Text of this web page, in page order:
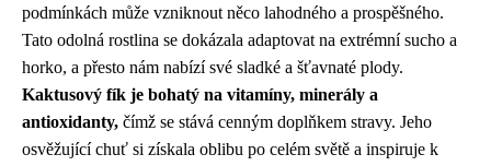
podmínkách může vzniknout něco lahodného a prospěšného.
Tato odolná rostlina se dokázala adaptovat na extrémní sucho a
horko, a přesto nám nabízí své sladké a šťavnaté plody.
Kaktusový fík je bohatý na vitamíny, minerály a
antioxidanty, čímž se stává cenným doplňkem stravy. Jeho
osvěžující chuť si získala oblibu po celém světě a inspiruje k